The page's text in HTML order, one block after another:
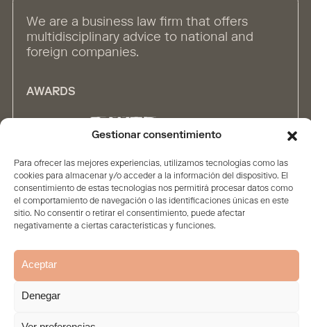
Gestionar consentimiento
Para ofrecer las mejores experiencias, utilizamos tecnologías como las
cookies para almacenar y/o acceder a la información del dispositivo. El
consentimiento de estas tecnologías nos permitirá procesar datos como
el comportamiento de navegación o las identificaciones únicas en este
sitio. No consentir o retirar el consentimiento, puede afectar
negativamente a ciertas características y funciones.
Aceptar
Denegar
We are a business law firm that offers
multidisciplinary advice to national and
foreign companies.
AWARDS
ALLIANCES
Legal Statement